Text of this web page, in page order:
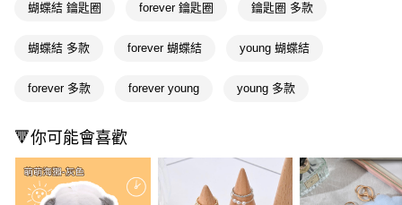
悠遊付
Google Pay
相關說明
【關於「AFTEE先享後付」】
AFTEE先享後付是「在收到商品之後才付款」的支付方式。 讓您購物簡單
便利好安心！
即享券
蝴蝶結 鑰匙圈 forever 鑰匙圈 鑰匙圈 多款
蝴蝶結 多款 forever 蝴蝶結 young 蝴蝶結
forever 多款 forever young young 多款
🔻你可能會喜歡